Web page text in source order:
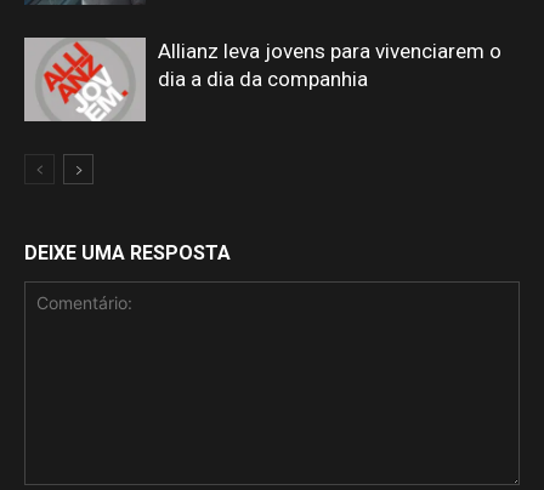
Allianz leva jovens para vivenciarem o
dia a dia da companhia
DEIXE UMA RESPOSTA